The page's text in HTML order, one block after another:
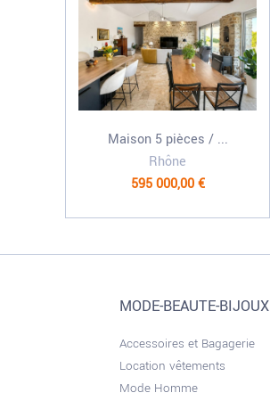
Maison 5 pièces / ...
Rhône
595 000,00 €
MODE-BEAUTE-BIJOUX
Accessoires et Bagagerie
Location vêtements
Mode Homme